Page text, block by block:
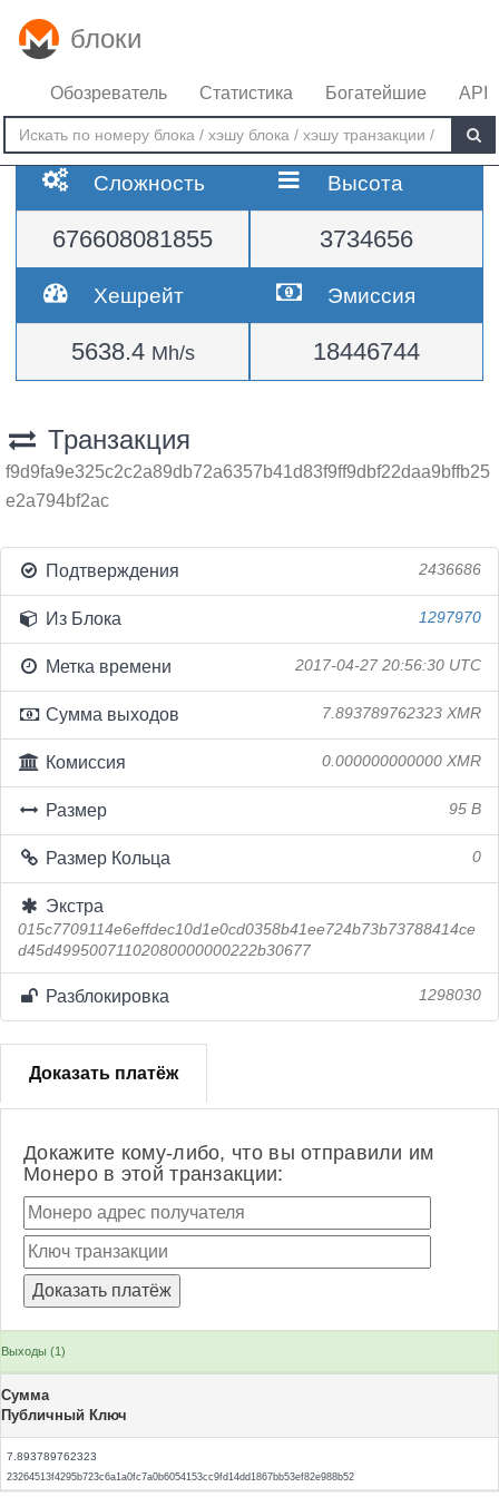
блоки
Обозреватель Статистика Богатейшие API
Сложность
676608081855
Высота
3734656
Хешрейт
5638.4 Mh/s
Эмиссия
18446744
Транзакция
f9d9fa9e325c2c2a89db72a6357b41d83f9ff9dbf22daa9bffb25
e2a794bf2ac
Подтверждения 2436686
Из Блока 1297970
Метка времени 2017-04-27 20:56:30 UTC
Сумма выходов 7.893789762323 XMR
Комиссия 0.000000000000 XMR
Размер 95 B
Размер Кольца 0
Экстра
015c7709114e6effdec10d1e0cd0358b41ee724b73b73788414ce
d45d49950071102080000000222b30677
Разблокировка 1298030
Доказать платёж
Докажите кому-либо, что вы отправили им
Монеро в этой транзакции:
Выходы (1)
Сумма
Публичный Ключ
7.893789762323
23264513f4295b723c6a1a0fc7a0b6054153cc9fd14dd1867bb53ef82e988b52